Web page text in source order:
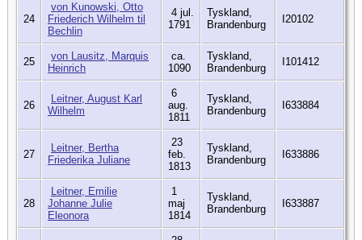
24
von Kunowski, Otto
Friederich Wilhelm til
Bechlin
4 jul.
1791
Tyskland,
Brandenburg
I20102
25
von Lausitz, Marquis
Heinrich
ca.
1090
Tyskland,
Brandenburg
I101412
26
Leitner, August Karl
Wilhelm
6
aug.
1811
Tyskland,
Brandenburg
I633884
27
Leitner, Bertha
Friederika Juliane
23
feb.
1813
Tyskland,
Brandenburg
I633886
28
Leitner, Emilie
Johanne Julie
Eleonora
1
maj
1814
Tyskland,
Brandenburg
I633887